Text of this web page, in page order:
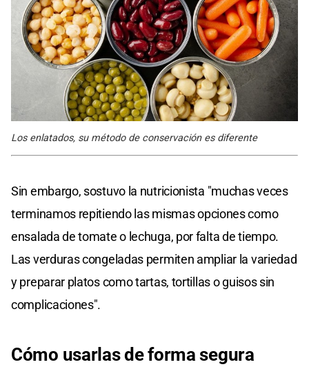
Los enlatados, su método de conservación es diferente
Sin embargo, sostuvo la nutricionista "muchas veces
terminamos repitiendo las mismas opciones como
ensalada de tomate o lechuga, por falta de tiempo.
Las verduras congeladas permiten ampliar la variedad
y preparar platos como tartas, tortillas o guisos sin
complicaciones".
Cómo usarlas de forma segura